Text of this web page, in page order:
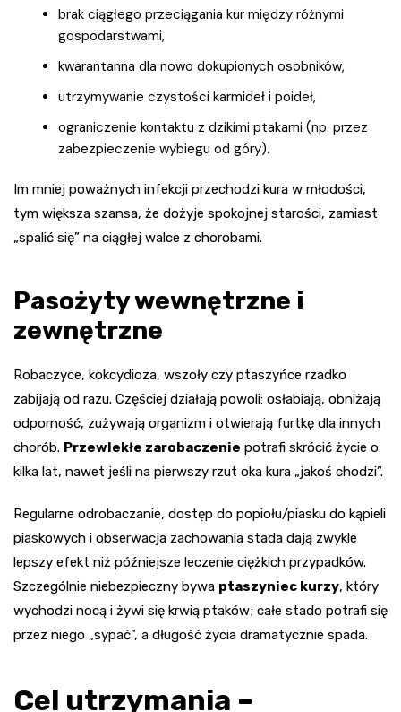
brak ciągłego przeciągania kur między różnymi
gospodarstwami,
kwarantanna dla nowo dokupionych osobników,
utrzymywanie czystości karmideł i poideł,
ograniczenie kontaktu z dzikimi ptakami (np. przez
zabezpieczenie wybiegu od góry).
Im mniej poważnych infekcji przechodzi kura w młodości,
tym większa szansa, że dożyje spokojnej starości, zamiast
„spalić się” na ciągłej walce z chorobami.
Pasożyty wewnętrzne i
zewnętrzne
Robaczyce, kokcydioza, wszoły czy ptaszyńce rzadko
zabijają od razu. Częściej działają powoli: osłabiają, obniżają
odporność, zużywają organizm i otwierają furtkę dla innych
chorób. Przewlekłe zarobaczenie potrafi skrócić życie o
kilka lat, nawet jeśli na pierwszy rzut oka kura „jakoś chodzi”.
Regularne odrobaczanie, dostęp do popiołu/piasku do kąpieli
piaskowych i obserwacja zachowania stada dają zwykle
lepszy efekt niż późniejsze leczenie ciężkich przypadków.
Szczególnie niebezpieczny bywa ptaszyniec kurzy, który
wychodzi nocą i żywi się krwią ptaków; całe stado potrafi się
przez niego „sypać”, a długość życia dramatycznie spada.
Cel utrzymania –